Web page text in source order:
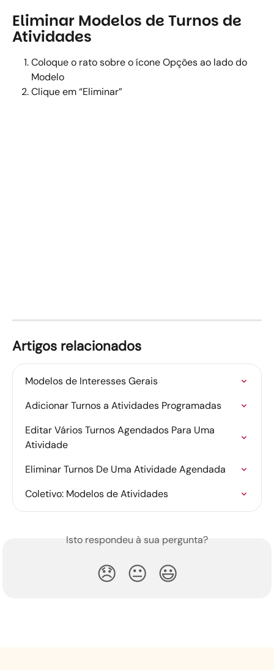
Eliminar Modelos de Turnos de
Atividades
Coloque o rato sobre o ícone Opções ao lado do
Modelo
Clique em “Eliminar”
Artigos relacionados
Modelos de Interesses Gerais
Adicionar Turnos a Atividades Programadas
Editar Vários Turnos Agendados Para Uma
Atividade
Eliminar Turnos De Uma Atividade Agendada
Coletivo: Modelos de Atividades
Isto respondeu à sua pergunta?
😞 😐 😃